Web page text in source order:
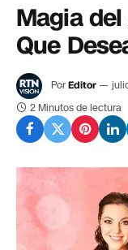
Magia
Que
PorEditor
2 Minutos de lectura